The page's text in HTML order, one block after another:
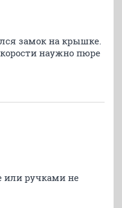
замок на крышке.
наужно пюре
или ручками не